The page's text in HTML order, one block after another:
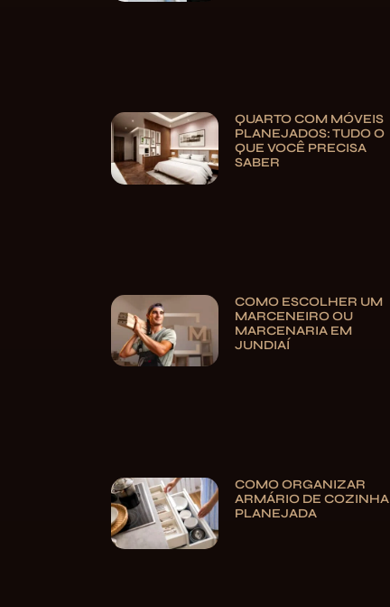
QUARTO COM MÓVEIS
PLANEJADOS: TUDO O
QUE VOCÊ PRECISA
SABER
COMO ESCOLHER UM
MARCENEIRO OU
MARCENARIA EM
JUNDIAÍ
COMO ORGANIZAR
ARMÁRIO DE COZINHA
PLANEJADA